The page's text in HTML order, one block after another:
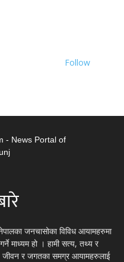
Follow
जनचासोका विविध आयामहरुमा
माध्यम हो । हामी सत्य, तथ्य र
जीवन र जगतका समग्र आयामहरुलाई